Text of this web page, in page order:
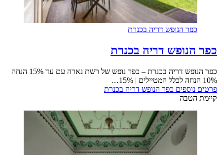
כפר הנופש דריה בכנרת
כפר הנופש דריה בכנרת
כפר הנופש דריה בכנרת – כפר נופש של רשת נארה עם עד 15% הנחה
10% הנחה לכלל המטיילים | 15%…
פרטים נוספים כפר הנופש דריה בכנרת
קיימת הטבה